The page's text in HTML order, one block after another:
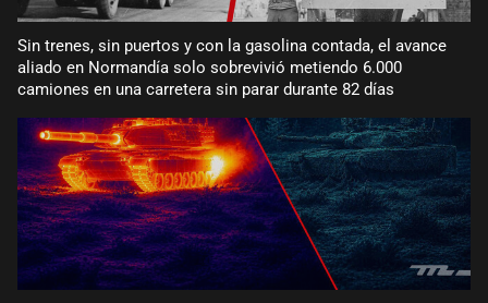
Sin trenes, sin puertos y con la gasolina contada, el avance
aliado en Normandía solo sobrevivió metiendo 6.000
camiones en una carretera sin parar durante 82 días